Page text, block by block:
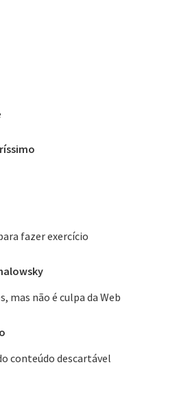
fazer exercício
mas não é culpa da Web
conteúdo descartável